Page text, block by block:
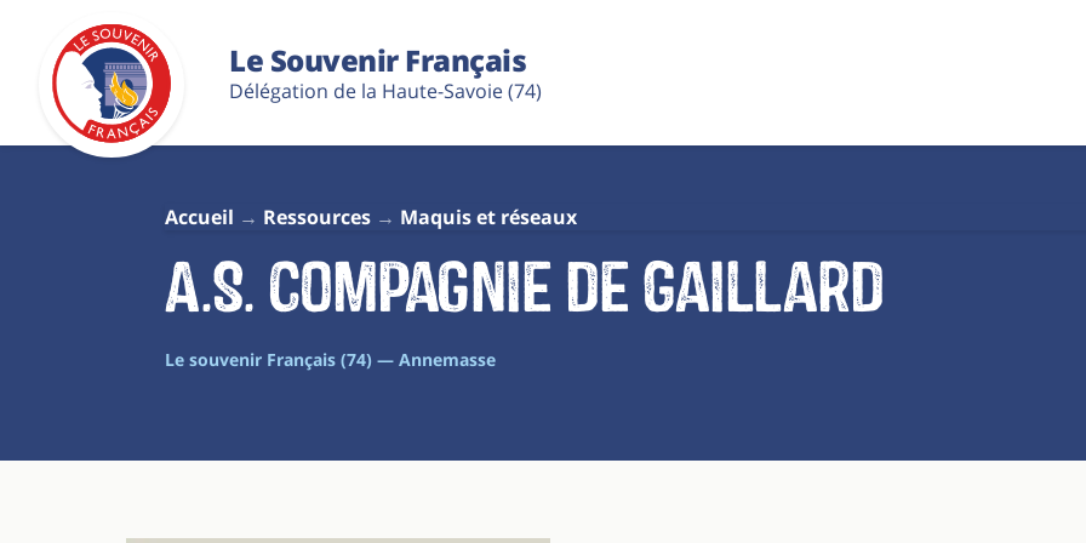
Le Souvenir Français
Délégation de la Haute-Savoie (74)
Accueil Ressources Maquis et réseaux
A.S. Compagnie de Gaillard
Le souvenir Français (74) — Annemasse